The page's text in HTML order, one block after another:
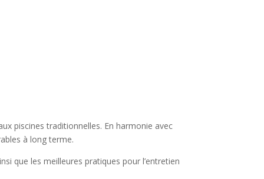
piscines traditionnelles. En harmonie avec
à long terme.
que les meilleures pratiques pour l’entretien